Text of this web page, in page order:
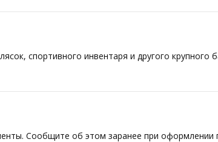
спортивного инвентаря и другого
Сообщите об этом заранее при оформлении